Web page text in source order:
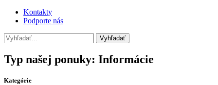
Kontakty
Podporte nás
Vyhľadať
Typ našej ponuky: Informácie
Kategórie